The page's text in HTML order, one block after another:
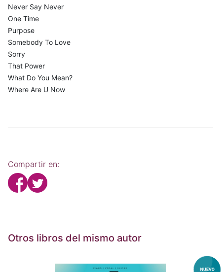
Never Say Never
One Time
Purpose
Somebody To Love
Sorry
That Power
What Do You Mean?
Where Are U Now
Compartir en:
Otros libros del mismo autor